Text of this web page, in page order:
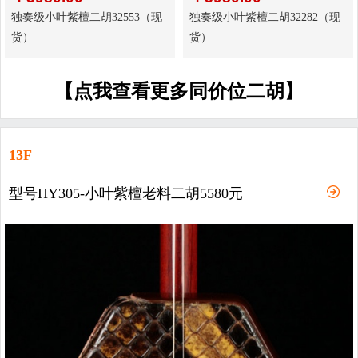
独奏级小叶紫檀二胡32553（现
货）
独奏级小叶紫檀二胡32282（现
货）
【点我查看更多同价位二胡】
13F
型号HY305-小叶紫檀老料二胡5580元